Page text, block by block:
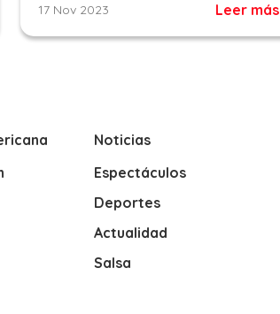
17 Nov 2023 Leer más
Noticias
Espectáculos
Deportes
Actualidad
Salsa